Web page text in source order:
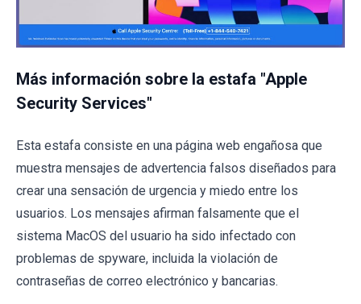
Más información sobre la estafa "Apple
Security Services"
Esta estafa consiste en una página web engañosa que
muestra mensajes de advertencia falsos diseñados para
crear una sensación de urgencia y miedo entre los
usuarios. Los mensajes afirman falsamente que el
sistema MacOS del usuario ha sido infectado con
problemas de spyware, incluida la violación de
contraseñas de correo electrónico y bancarias.